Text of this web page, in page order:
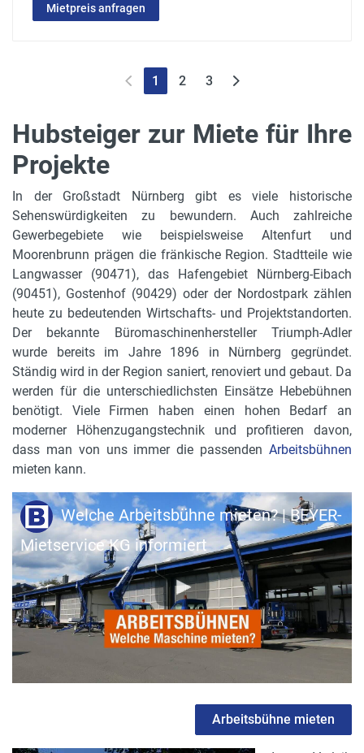
Mietpreis anfragen
1 2 3
Hubsteiger zur Miete für Ihre
Projekte
In der Großstadt Nürnberg gibt es viele historische
Sehenswürdigkeiten zu bewundern. Auch zahlreiche
Gewerbegebiete wie beispielsweise Altenfurt und
Moorenbrunn prägen die fränkische Region. Stadtteile wie
Langwasser (90471), das Hafengebiet Nürnberg-Eibach
(90451), Gostenhof (90429) oder der Nordostpark zählen
heute zu bedeutenden Wirtschafts- und Projektstandorten.
Der bekannte Büromaschinenhersteller Triumph-Adler
wurde bereits im Jahre 1896 in Nürnberg gegründet.
Ständig wird in der Region saniert, renoviert und gebaut. Da
werden für die unterschiedlichsten Einsätze Hebebühnen
benötigt. Viele Firmen haben einen hohen Bedarf an
moderner Höhenzugangstechnik und profitieren davon,
dass man von uns immer die passenden Arbeitsbühnen
mieten kann.
Welche Arbeitsbühne mieten? | BEYER-
Mietservice KG informiert
Arbeitsbühne mieten